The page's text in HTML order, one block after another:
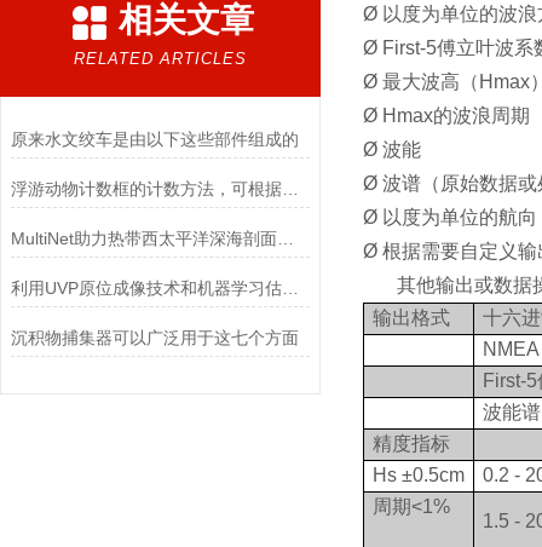
相关文章
RELATED ARTICLES
原来水文绞车是由以下这些部件组成的
浮游动物计数框的计数方法，可根据实际实验方法进行
MultiNet助力热带西太平洋深海剖面研究
利用UVP原位成像技术和机器学习估算全球浮游动物生物量分布
沉积物捕集器可以广泛用于这七个方面
Ø 以度为单位的波浪
Ø First-5傅立叶波系
Ø 最大波高（Hmax
Ø Hmax的波浪周期
Ø 波能
Ø 波谱（原始数据
Ø 以度为单位的航向
Ø 根据需要自定义输
其他输出或数据
输出格式
十六
NMEA
First-
波能谱
精度指标
Hs ±0.5cm
0.2 -
周期<1%
1.5 -